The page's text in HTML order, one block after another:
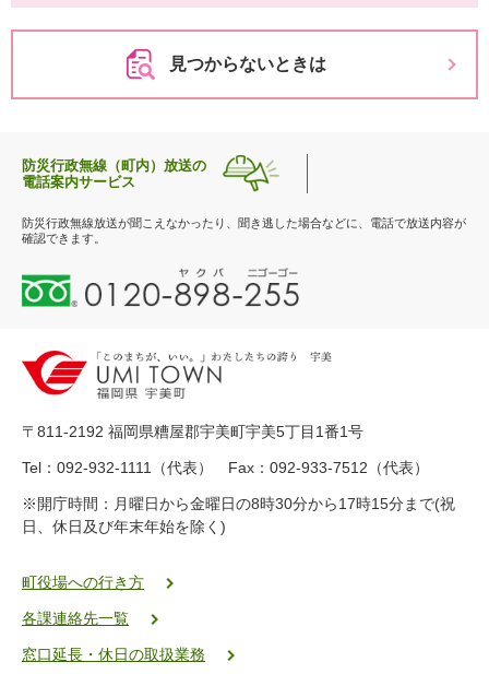
見つからないときは
防災行政無線（町内）放送の
電話案内サービス
防災行政無線放送が聞こえなかったり、聞き逃した場合などに、電話で放送内容が
確認できます。
0
1
-
8
-
5
5
ク
二
ゴ
〒811-2192 福岡県糟屋郡宇美町宇美5丁目1番1号
Tel：092-932-1111（代表） Fax：092-933-7512（代表）
※開庁時間：月曜日から金曜日の8時30分から17時15分まで(祝
日、休日及び年末年始を除く)
町役場への行き方
各課連絡先一覧
窓口延長・休日の取扱業務